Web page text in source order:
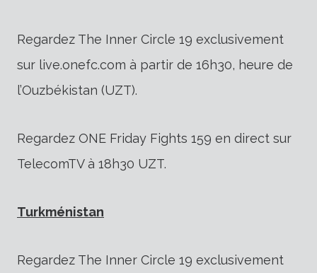
Regardez The Inner Circle 19 exclusivement
sur live.onefc.com à partir de 16h30, heure de
l’Ouzbékistan (UZT).
Regardez ONE Friday Fights 159 en direct sur
TelecomTV à 18h30 UZT.
Turkménistan
Regardez The Inner Circle 19 exclusivement